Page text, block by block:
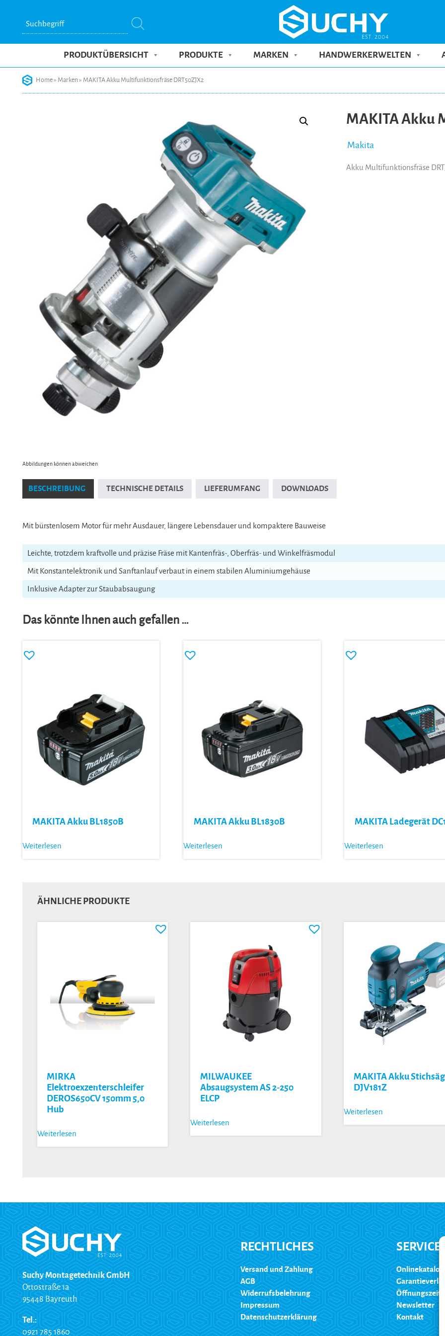
content
Suchbegriff
PRODUKTÜBERSICHT PRODUKTE MARKEN HANDWERKERWELTEN
Home» Marken» MAKITA Akku Multifunktionsfräse DRT50ZJX2
MAKITA Akku
Makita
Akku Multifunktionsfräse
Abbildungen können abweichen
BESCHREIBUNG TECHNISCHE DETAILS LIEFERUMFANG DOWNLOADS
Mit bürstenlosem Motor für mehr Ausdauer, längere Lebensdauer und kompaktere Bauweise
Leichte, trotzdem kraftvolle und präzise Fräse mit Kantenfräs-, Oberfräs- und Winkelfräsmodul
Mit Konstantelektronik und Sanftanlauf verbaut in einem stabilen Aluminiumgehäuse
Inklusive Adapter zur Staubabsaugung
Das könnte Ihnen auch gefallen …
MAKITA Akku BL1850B
Weiterlesen
MAKITA Akku BL1830B
Weiterlesen
MAKITA Ladegerät
Weiterlesen
ÄHNLICHE PRODUKTE
MIRKA
Elektroexzenterschleifer
DEROS650CV 150mm 5,0
Hub
Weiterlesen
MILWAUKEE
Absaugsystem AS 2-250
ELCP
Weiterlesen
MAKITA Akku
DJV181Z
Weiterlesen
Suchy Montagetechnik GmbH
Ottostraße 1a
95448 Bayreuth
Tel.:
0921 785 1860
RECHTLICHES
Versand und Zahlung
AGB
Widerrufsbelehrung
Impressum
Datenschutzerklärung
SERVICE
Onlinekatalog
Newsletter
Kontakt